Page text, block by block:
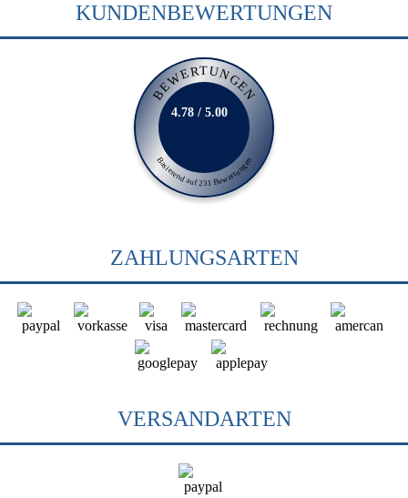
KUNDENBEWERTUNGEN
BEWERTUNGEN
Basierend auf 231 Bewertungen
4.78 / 5.00
ZAHLUNGSARTEN
VERSANDARTEN